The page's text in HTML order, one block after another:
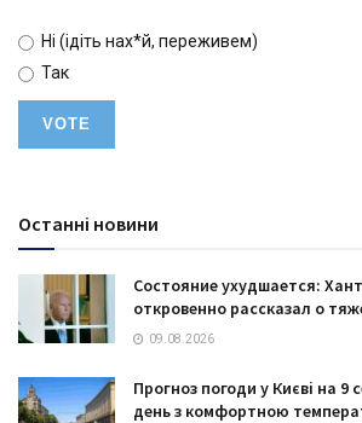
Ні (ідіть нах*й, переживем)
Так
Останні новини
Состояние ухудшается:
откровенно рассказал о
09.08.2026
Прогноз погоди у Києві на 9
день з комфортною